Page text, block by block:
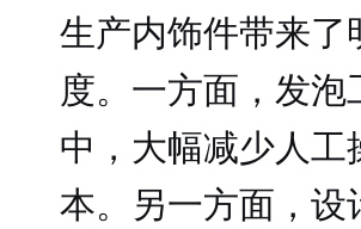
生产内饰件带来
度。一方面，发
中，大幅减少人
本。另一方面，